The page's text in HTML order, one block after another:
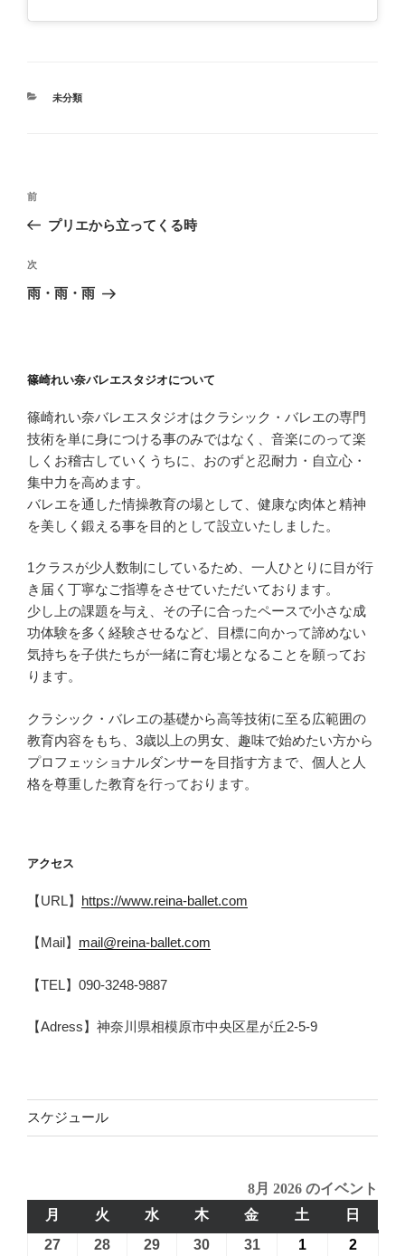
カ
未分類
投
ビ
ゲ
ン
前
の
稿
前
プリエから立ってくる時
次
の
次
雨・雨・雨
篠崎れい奈バレエスタジオについて
篠崎れい奈バレエスタジオはクラシック・バレエの専門
技術を単に身につける事のみではなく、音楽にのって楽
しくお稽古していくうちに、おのずと忍耐力・自立心・
集中力を高めます。
バレエを通した情操教育の場として、健康な肉体と精神
を美しく鍛える事を目的として設立いたしました。
1クラスが少人数制にしているため、一人ひとりに目が行
き届く丁寧なご指導をさせていただいております。
少し上の課題を与え、その子に合ったペースで小さな成
功体験を多く経験させるなど、目標に向かって諦めない
気持ちを子供たちが一緒に育む場となることを願ってお
ります。
クラシック・バレエの基礎から高等技術に至る広範囲の
教育内容をもち、3歳以上の男女、趣味で始めたい方から
プロフェッショナルダンサーを目指す方まで、個人と人
格を尊重した教育を行っております。
アクセス
【URL】 https://www.reina-ballet.com
【Mail】 mail@reina-ballet.com
【TEL】090-3248-9887
【Adress】神奈川県相模原市中央区星が丘2-5-9
スケジュール
8月 2026 のイベント
月
曜
火
曜
水水
曜
木木
曜
金
曜
土
曜
日
曜
27 28 29 30 312026 1 2